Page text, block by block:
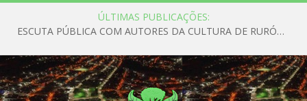
ÚLTIMAS PUBLICAÇÕES:
ESCUTA PÚBLICA COM AUTORES DA CULTURA DE RURÓPOLIS